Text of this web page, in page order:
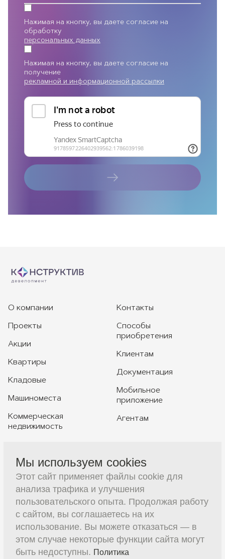
О компании
Проекты
Акции
Квартиры
Кладовые
Машиноместа
Коммерческая
недвижимость
Контакты
Способы
приобретения
Клиентам
Документация
Мобильное
приложение
Агентам
+7 391 230-20-20
sales@constructive-d.ru
(с) 2026 ООО Специализированный застройщик
Мы используем cookies
Этот сайт применяет файлы cookie для
анализа трафика и улучшения
пользовательского опыта. Продолжая работу
с сайтом, вы соглашаетесь на их
использование. Вы можете отказаться — в
этом случае некоторые функции сайта могут
быть недоступны. Политика
Записаться на